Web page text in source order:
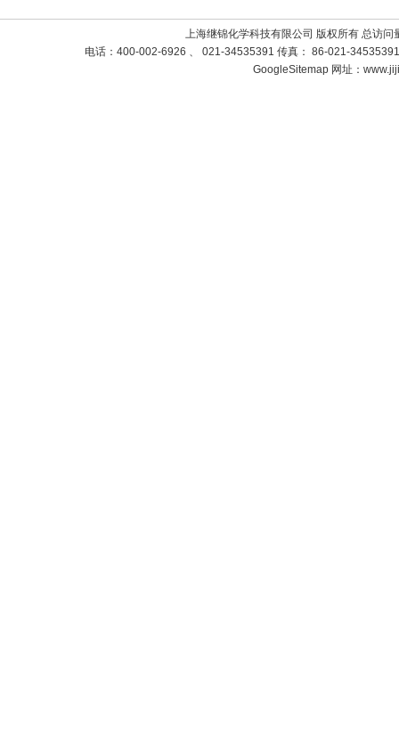
上海继锦化学科技有限公司 版权所有 总访问
电话：400-002-6926 、 021-34535391 传真： 86-021-
GoogleSitemap 网址：